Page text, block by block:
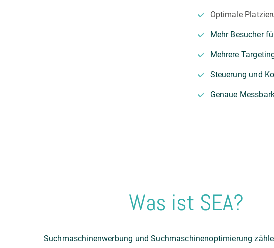
Optimale
Mehr Besucher
Mehrere
Steuerung und
Genaue
Was ist SEA?
Suchmaschinenwerbung undSuchmaschinenoptimierung